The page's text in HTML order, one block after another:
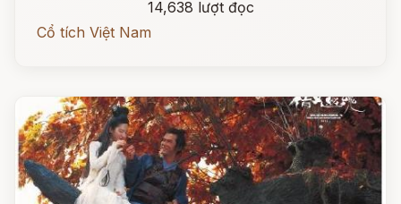
14,638 lượt đọc
Cổ tích Việt Nam